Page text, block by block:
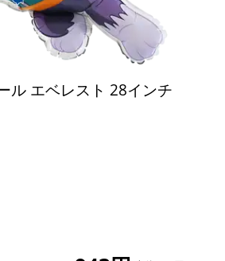
ル エベレスト 28インチ